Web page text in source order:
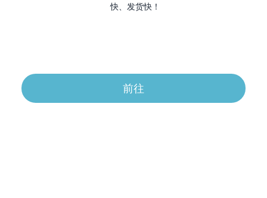
快、发货快！
前往